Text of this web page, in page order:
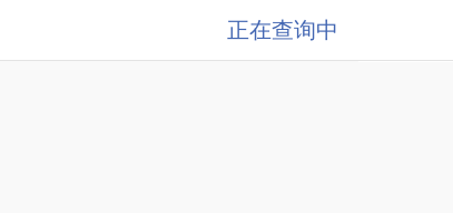
正在查询中